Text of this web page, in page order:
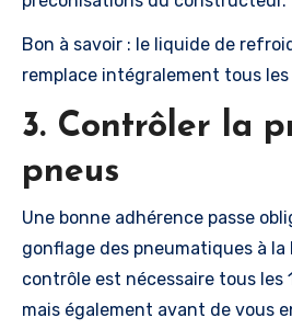
Bon à savoir : le liquide de
remplace intégralement tous les
3. Contrôler la
pneus
Une bonne adhérence passe
gonflage des pneumatiques à la
contrôle est nécessaire tous les
mais également avant de vous